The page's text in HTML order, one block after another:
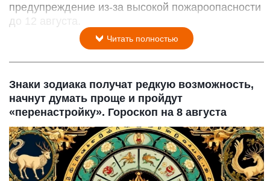
предупреждение из-за высокой пожароопасности
до 12 августа.
Читать полностью
Знаки зодиака получат редкую возможность,
начнут думать проще и пройдут
«перенастройку». Гороскоп на 8 августа